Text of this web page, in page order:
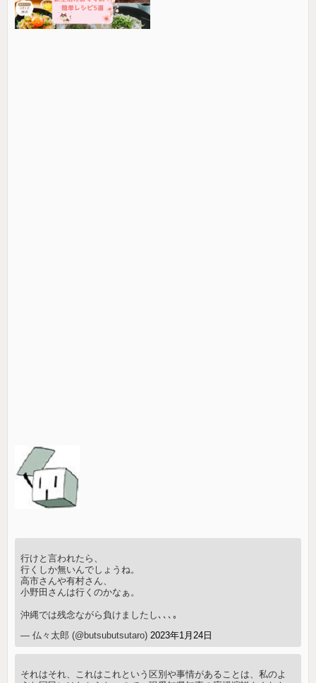
行けと言われたら、
行くしか無いんでしょうね。
高市さんや有村さん、
小野田さんは行くのかなぁ。
沖縄では残念ながら負けましたし､､､｡
— 仏々太郎 (@butsubutsutaro) 2023年1月24日
それはそれ、これはこれという区別や事情があることは、私のよ